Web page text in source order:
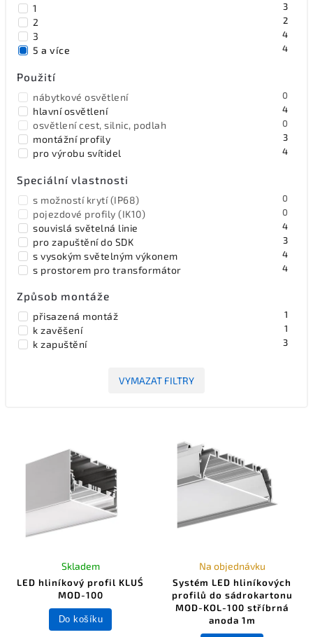
1 3
2 2
3 4
5 a více 4
Použití
nábytkové osvětlení 0
hlavní osvětlení 4
osvětlení cest, silnic, podlah 0
montážní profily 3
pro výrobu svítidel 4
Speciální vlastnosti
s možností krytí (IP68) 0
pojezdové profily (IK10) 0
souvislá světelná linie 4
pro zapuštění do SDK 3
s vysokým světelným výkonem 4
s prostorem pro transformátor 4
Způsob montáže
přisazená montáž 1
k zavěšení 1
k zapuštění 3
VYMAZAT FILTRY
LED hliníkový profil KLUŚ
MOD-100
Skladem
Do košíku
Systém LED hliníkových
profilů do sádrokartonu
MOD-KOL-100 stříbrná
anoda 1m
Na objednávku